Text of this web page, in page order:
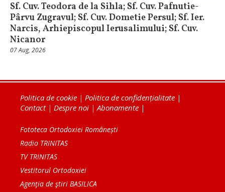
Sf. Cuv. Teodora de la Sihla; Sf. Cuv. Pafnutie-
Pârvu Zugravul; Sf. Cuv. Dometie Persul; Sf. Ier.
Narcis, Arhiepiscopul Ierusalimului; Sf. Cuv.
Nicanor
07 Aug, 2026
Politica de cookie | Politica de confidențialitate |
Contact| Despre noi |Abonamente |
Fototeca Ortodoxiei Românești
Radio TRINITAS
TV TRINITAS
Vestitorul Ortodoxiei
Agenţia de ştiri BASILICA